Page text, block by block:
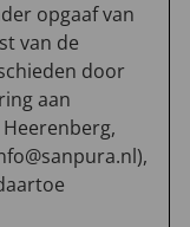
opgaaf van
van de
door
aan
Heerenberg,